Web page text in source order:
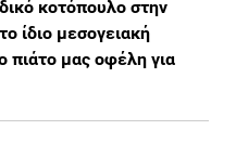
κοτόπουλο στην
ίδιο μεσογειακή
πιάτο μας οφέλη για